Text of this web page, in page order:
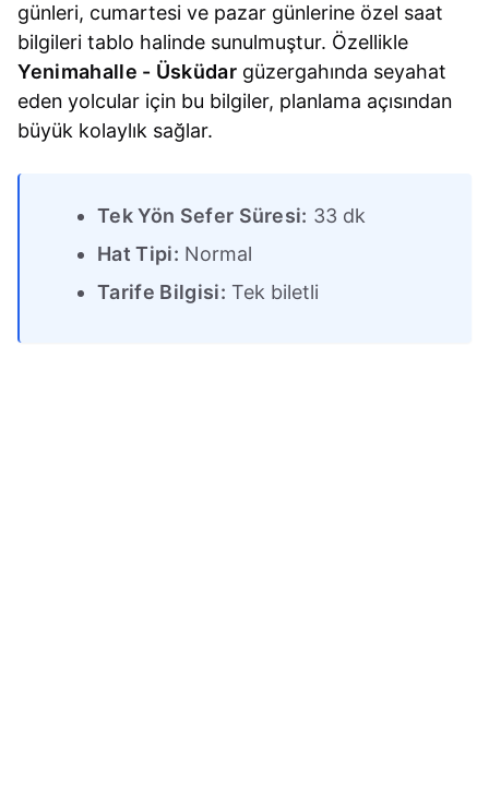
günleri, cumartesi ve pazar günlerine özel saat
bilgileri tablo halinde sunulmuştur. Özellikle
Yenimahalle - Üsküdar güzergahında seyahat
eden yolcular için bu bilgiler, planlama açısından
büyük kolaylık sağlar.
Tek Yön Sefer Süresi: 33 dk
Hat Tipi: Normal
Tarife Bilgisi: Tek biletli